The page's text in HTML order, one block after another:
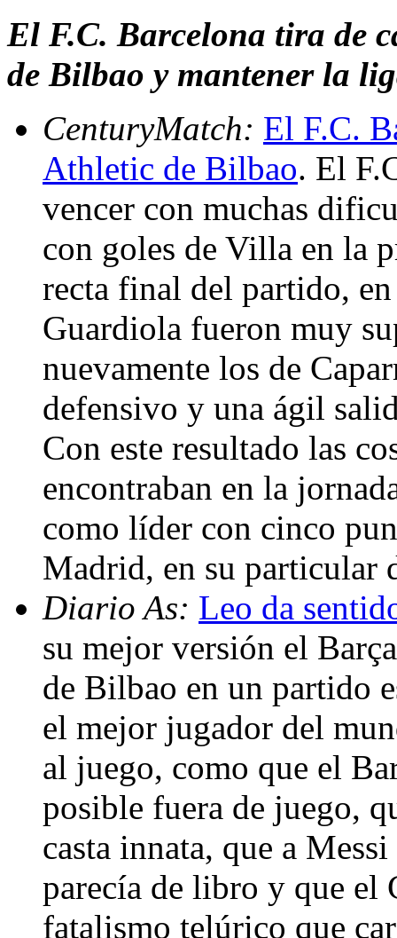
El F.C. Barcelona tira de
de Bilbao y mantener la
CenturyMatch: El F.C.
Athletic de Bilbao. El
vencer con muchas
con goles de Villa en la
recta final del partido,
Guardiola fueron muy
nuevamente los de
defensivo y una ágil
Con este resultado las
encontraban en la
como líder con cinco
Madrid, en su
Diario As: Leo da
su mejor versión el
de Bilbao en un partido
el mejor jugador del
al juego, como que el
posible fuera de juego,
casta innata, que a
parecía de libro y que el
fatalismo telúrico que